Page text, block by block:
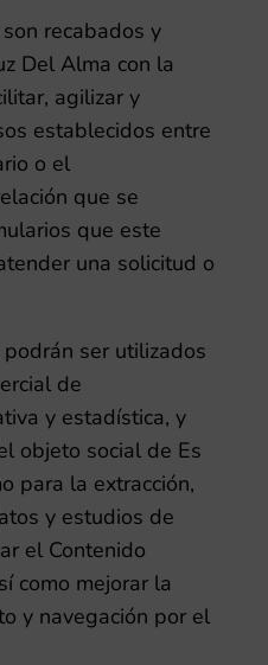
recabados y
Del Alma con la
agilizar y
establecidos entre
o el
que se
que este
una solicitud o
ser utilizados
de
y estadística, y
objeto social de Es
para la extracción,
y estudios de
el Contenido
como mejorar la
y navegación por el